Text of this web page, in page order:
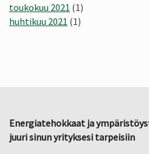
toukokuu 2021 (1)
huhtikuu 2021 (1)
Energiatehokkaat ja
juuri sinun yrityksesi tarpeisiin